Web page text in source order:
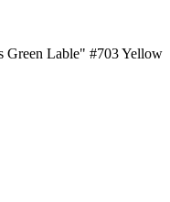
Green Lable" #703 Yellow